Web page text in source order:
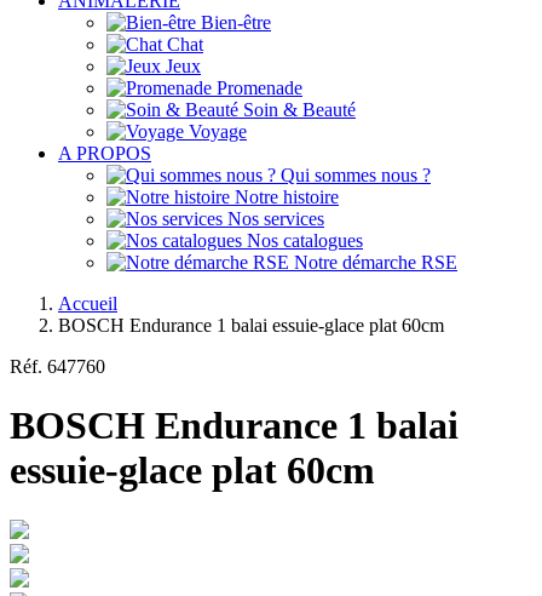
Bien-être
Chat
Jeux
Promenade
Soin & Beauté
Voyage
A PROPOS
Qui sommes nous ?
Notre histoire
Nos services
Nos catalogues
Notre démarche RSE
Accueil
BOSCH Endurance 1 balai essuie-glace plat 60cm
Réf. 647760
BOSCH Endurance 1 balai
essuie-glace plat 60cm